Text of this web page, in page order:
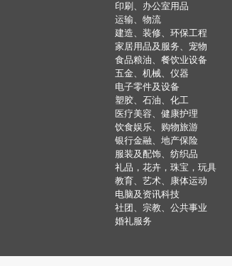
印刷、办公室用品
运输、物流
建造、装修、环保工程
家居用品及服务、宠物
食品粮油、餐饮业设备
五金、机械、仪器
电子零件及设备
塑胶、石油、化工
医疗美容、健康护理
饮食娱乐、购物旅游
银行金融、地产保险
服装及配饰、纺织品
礼品，花卉，珠宝，玩具
教育、艺术、康体运动
电脑及资讯科技
社团、宗教、公共事业
婚礼服务